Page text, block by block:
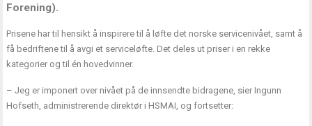
Forening).
Prisene har til hensikt å inspirere til å løfte det norske servicenivået, samt å
få bedriftene til å avgi et serviceløfte. Det deles ut priser i en rekke
kategorier og til én hovedvinner.
– Jeg er imponert over nivået på de innsendte bidragene, sier Ingunn
Hofseth, administrerende direktør i HSMAI, og fortsetter: